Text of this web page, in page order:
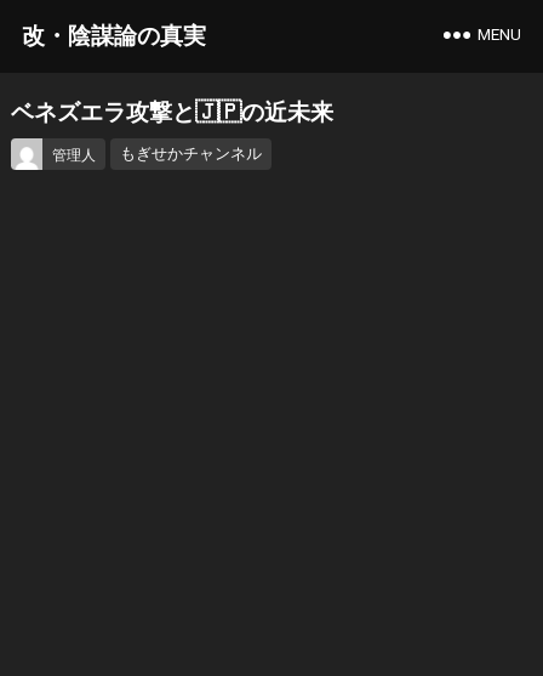
改・陰謀論の真実 MENU
ベネズエラ攻撃と🇯🇵の近未来
管理人 もぎせかチャンネル